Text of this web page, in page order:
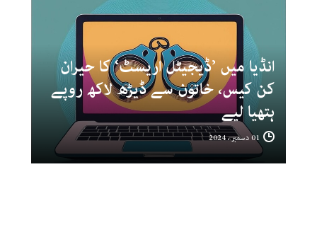
انڈیا میں ’ڈیجیٹل اریسٹ‘ کا حیران
کن کیس، خاتون سے ڈیڑھ لاکھ روپے
ہتھیا لیے